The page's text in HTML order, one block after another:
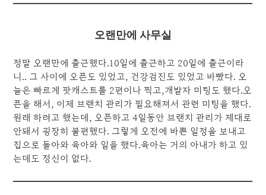
오랜만에 사무실
정말 오랜만에 출근했다.10일에 출근하고 20일에 출근이라
니.. 그 사이에 오픈도 있었고, 건강검진도 있었고 바빴다. 오
늘은 빠르게 팟캐스트를 2편이나 찍고,개발자 미팅도 했다.오
픈을 해서, 이제 브랜치 관리가 필요해져서 관련 미팅을 했다.
원래 하려고 했는데, 오픈하고 4일동안 브랜치 관리가 제대로
안돼서 굉장히 불편했다. 그렇게 오전에 바쁜 일정을 보내고
집으로 돌아와 육아와 일을 했다.육아는 거의 아내가 하고 있
는데도 정신이 없다.